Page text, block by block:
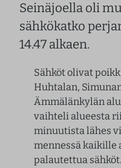
Seinäjoella oli
sähkökatko
14.47 alkaen.
Sähköt olivat
Huhtalan,
Ämmälänkylän
vaihteli alueesta
minuutista lähes
mennessä kaikille
palautettua